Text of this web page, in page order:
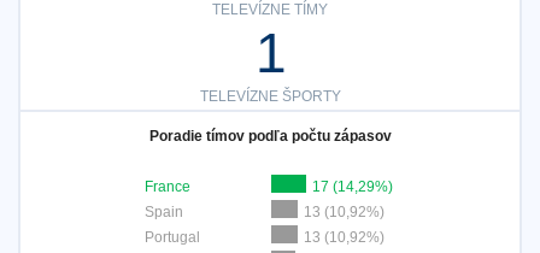
TELEVÍZNE TÍMY
1
TELEVÍZNE ŠPORTY
Poradie tímov podľa počtu zápasov
France
17 (14,29%)
Spain
13 (10,92%)
Portugal
13 (10,92%)